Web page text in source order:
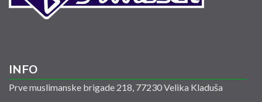
INFO
Prve muslimanske brigade 218, 77230 Velika Kladuša